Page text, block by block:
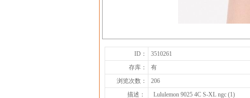
ID： 3510261
存库：
有
浏览次数：
206
描述：
Lululemon 9025 4C S-XL ngc (1)